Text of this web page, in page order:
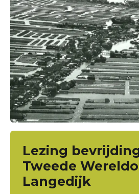
Lezing
Tweede
Langedijk